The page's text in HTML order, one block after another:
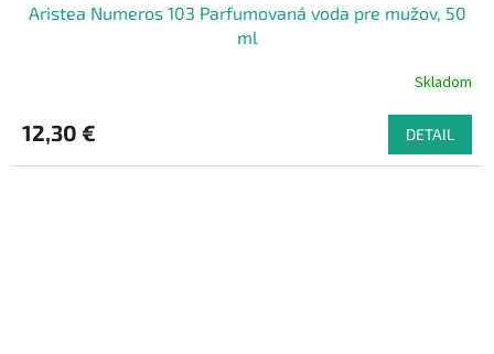
Aristea Numeros 103 Parfumovaná voda pre mužov, 50
ml
Skladom
12,30 € DETAIL